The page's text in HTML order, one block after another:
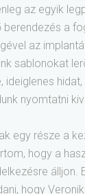
az egyik
berendezés a
az
sablonokat
ideiglenes
nyomtatni
egy része a
hogy a
álljon.
hogy